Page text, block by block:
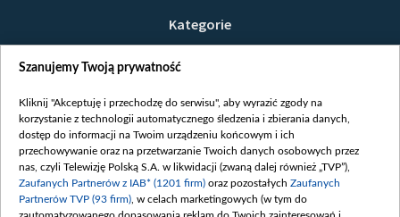
Kategorie
Opinie
Białoruś / Polska
Czytelnia
Centrum Europy
O nas
Szanujemy Twoją prywatność
Kliknij "Akceptuję i przechodzę do serwisu", aby wyrazić zgody na
korzystanie z technologii automatycznego śledzenia i zbierania danych,
dostęp do informacji na Twoim urządzeniu końcowym i ich
przechowywanie oraz na przetwarzanie Twoich danych osobowych przez
nas, czyli Telewizję Polską S.A. w likwidacji (zwaną dalej również „TVP”),
Zaufanych Partnerów z IAB* (1201 firm) oraz pozostałych Zaufanych
Partnerów TVP (93 firm) , w celach marketingowych (w tym do